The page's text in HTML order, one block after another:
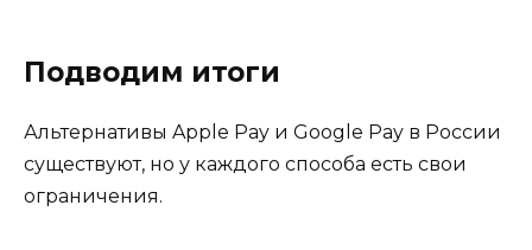
Подводим итоги
Альтернативы Apple Pay и Google Pay в России
существуют, но у каждого способа есть свои
ограничения.